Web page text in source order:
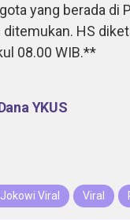
yang berada di
HS
08.00 WIB.**
YKUS
Viral Viral